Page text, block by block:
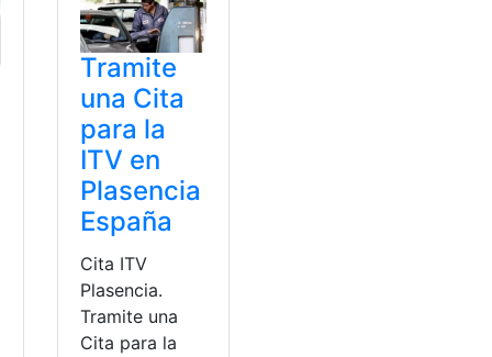
Tramite
una Cita
para la
ITV en
Plasencia
España
Cita ITV
Plasencia.
Tramite una
Cita para la